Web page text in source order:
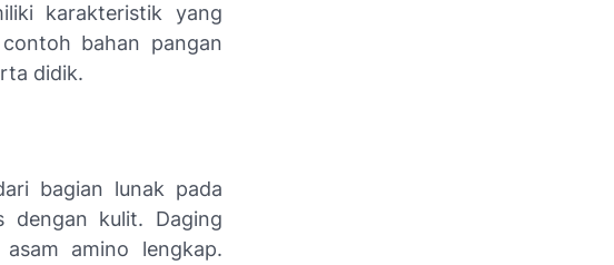
karakteristik yang
bahan pangan
didik.
bagian lunak pada
dengan kulit. Daging
amino lengkap.